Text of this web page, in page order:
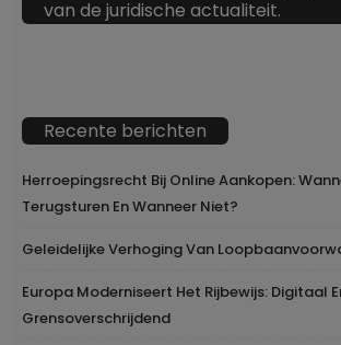
van de juridische actualiteit.
Recente berichten
Herroepingsrecht Bij Online Aankopen:
Terugsturen En Wanneer Niet?
Geleidelijke Verhoging Van
Europa Moderniseert Het Rijbewijs: Digitaal
Grensoverschrijdend